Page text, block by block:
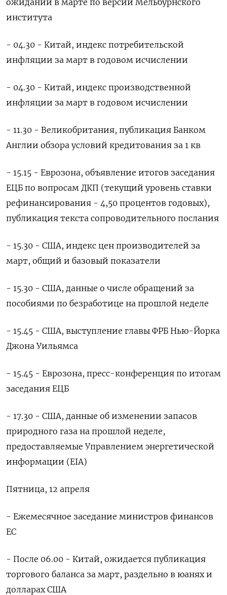
института
- 04.30 - Китай, индекс потребительской
инфляции за март в годовом исчислении
- 04.30 - Китай, индекс производственной
инфляции за март в годовом исчислении
- 11.30 - Великобритания, публикация Банком
Англии обзора условий кредитования за 1 кв
- 15.15 - Еврозона, объявление итогов заседания
ЕЦБ по вопросам ДКП (текущий уровень ставки
рефинансирования - 4,50 процентов годовых),
публикация текста сопроводительного послания
- 15.30 - США, индекс цен производителей за
март, общий и базовый показатели
- 15.30 - США, данные о числе обращений за
пособиями по безработице на прошлой неделе
- 15.45 - США, выступление главы ФРБ Нью-Йорка
Джона Уильямса
- 15.45 - Еврозона, пресс-конференция по итогам
заседания ЕЦБ
- 17.30 - США, данные об изменении запасов
природного газа на прошлой неделе,
предоставляемые Управлением энергетической
информации (EIA)
Пятница, 12 апреля
- Ежемесячное заседание министров финансов
ЕС
- После 06.00 - Китай, ожидается публикация
торгового баланса за март, раздельно в юанях и
долларах США